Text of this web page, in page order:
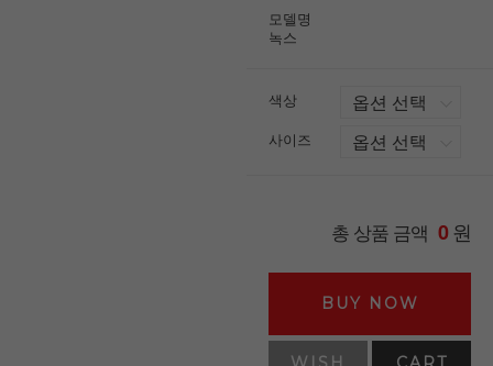
모델명
녹스
색상
사이즈
총 상품 금액 0원
BUY NOW